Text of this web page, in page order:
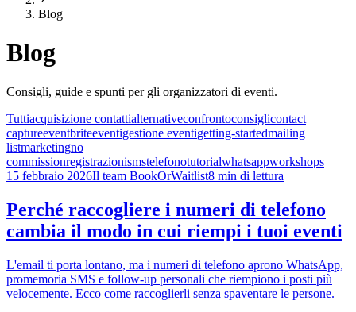
Blog
Blog
Consigli, guide e spunti per gli organizzatori di eventi.
Tuttiacquisizione contattialternativeconfrontoconsiglicontact
captureeventbriteeventigestione eventigetting-startedmailing
listmarketingno
commissionregistrazionismstelefonotutorialwhatsappworkshops
15 febbraio 2026Il team BookOrWaitlist8 min di lettura
Perché raccogliere i numeri di telefono
cambia il modo in cui riempi i tuoi eventi
L'email ti porta lontano, ma i numeri di telefono aprono WhatsApp,
promemoria SMS e follow-up personali che riempiono i posti più
velocemente. Ecco come raccoglierli senza spaventare le persone.